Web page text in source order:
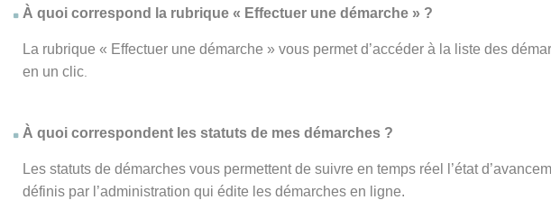
À quoi correspond la rubrique « Effectuer une démarche » ?
La rubrique « Effectuer une démarche » vous permet d’accéder à la liste des
en un clic
À quoi correspondent les statuts de mes démarches ?
Les statuts de démarches vous permettent de suivre en temps réel l’état
définis par l’administration qui édite les démarches en ligne.